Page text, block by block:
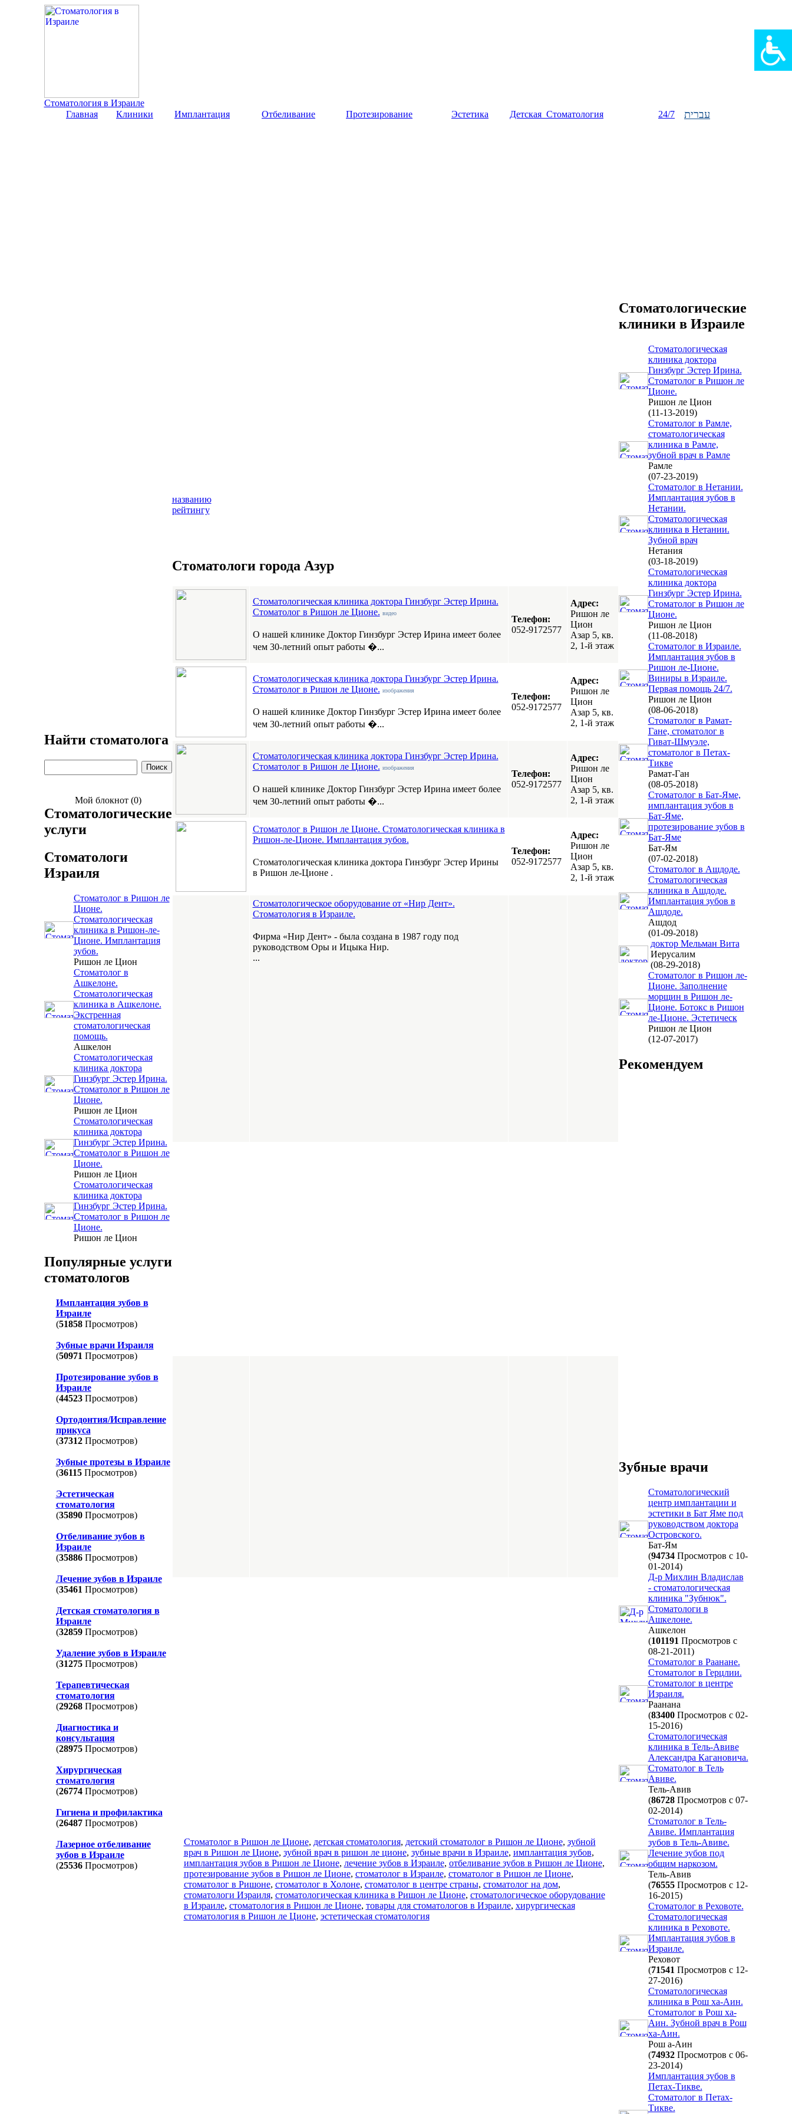
Стоматология в Израиле
Главная
Клиники Имплантация Отбеливание Протезирование Эстетика Детская_Стоматология 24/7 עברית
Найти стоматолога
Мой блокнот (0)
Стоматологические
услуги
Стоматологи
Израиля
Стоматолог в Ришон ле
Ционе.
Стоматологическая
клиника в Ришон-ле-
Ционе. Имплантация
зубов.
Ришон ле Цион
Стоматолог в
Ашкелоне.
Стоматологическая
клиника в Ашкелоне.
Экстренная
стоматологическая
помощь.
Ашкелон
Стоматологическая
клиника доктора
Гинзбург Эстер Ирина.
Стоматолог в Ришон ле
Ционе.
Ришон ле Цион
Стоматологическая
клиника доктора
Гинзбург Эстер Ирина.
Стоматолог в Ришон ле
Ционе.
Ришон ле Цион
Стоматологическая
клиника доктора
Гинзбург Эстер Ирина.
Стоматолог в Ришон ле
Ционе.
Ришон ле Цион
Популярные услуги
стоматологов
Имплантация зубов в
Израиле
(51858Просмотров)
Зубные врачи Израиля
(50971 Просмотров)
Протезирование зубов в
Израиле
(44523Просмотров)
Ортодонтия/Исправление
прикуса
(37312Просмотров)
Зубные протезы в Израиле
(36115Просмотров)
Эстетическая
стоматология
(35890Просмотров)
Отбеливание зубов в
Израиле
(35886Просмотров)
Лечение зубов в Израиле
(35461 Просмотров)
Детская стоматология в
Израиле
(32859Просмотров)
Удаление зубов в Израиле
(31275Просмотров)
Терапевтическая
стоматология
(29268Просмотров)
Диагностика и
консультация
(28975Просмотров)
Хирургическая
стоматология
(26774Просмотров)
Гигиена и профилактика
(26487Просмотров)
Лазерное отбеливание
зубов в Израиле
(25536Просмотров)
названию
рейтингу
Стоматологи города Азур
Стоматологическая клиника доктора Гинзбург Эстер Ирина.
Стоматолог в Ришон ле Ционе. видео
О нашей клинике Доктор Гинзбург Эстер Ирина имеет более
чем 30-летний опыт работы �...
Телефон:
052-9172577
Адрес:
Ришон ле
Цион
Азар 5, кв.
2, 1-й этаж
Стоматологическая клиника доктора Гинзбург Эстер Ирина.
Стоматолог в Ришон ле Ционе. изображения
О нашей клинике Доктор Гинзбург Эстер Ирина имеет более
чем 30-летний опыт работы �...
Телефон:
052-9172577
Адрес:
Ришон ле
Цион
Азар 5, кв.
2, 1-й этаж
Стоматологическая клиника доктора Гинзбург Эстер Ирина.
Стоматолог в Ришон ле Ционе. изображения
О нашей клинике Доктор Гинзбург Эстер Ирина имеет более
чем 30-летний опыт работы �...
Телефон:
052-9172577
Адрес:
Ришон ле
Цион
Азар 5, кв.
2, 1-й этаж
Стоматолог в Ришон ле Ционе. Стоматологическая клиника в
Ришон-ле-Ционе. Имплантация зубов.
Стоматологическая клиника доктора Гинзбург Эстер Ирины
в Ришон ле-Ционе .
Телефон:
052-9172577
Адрес:
Ришон ле
Цион
Азар 5, кв.
2, 1-й этаж
Стоматологическое оборудование от «Нир Дент».
Стоматология в Израиле.
Фирма «Нир Дент» - была создана в 1987 году под
руководством Оры и Ицыка Нир.
...
Стоматолог в Ришон ле Ционе, детская стоматология, детский стоматолог в Ришон ле Ционе, зубной
врач в Ришон ле Ционе, зубной врач в ришон ле ционе, зубные врачи в Израиле, имплантация зубов,
имплантация зубов в Ришон ле Ционе, лечение зубов в Израиле, отбеливание зубов в Ришон ле Ционе,
протезирование зубов в Ришон ле Ционе, стоматолог в Израиле, стоматолог в Ришон ле Ционе,
стоматолог в Ришоне, стоматолог в Холоне, стоматолог в центре страны, стоматолог на дом,
стоматологи Израиля, стоматологическая клиника в Ришон ле Ционе, стоматологическое оборудование
в Израиле, стоматология в Ришон ле Ционе, товары для стоматологов в Израиле, хирургическая
стоматология в Ришон ле Ционе, эстетическая стоматология
Стоматологические
клиники в Израиле
Стоматологическая
клиника доктора
Гинзбург Эстер Ирина.
Стоматолог в Ришон ле
Ционе.
Ришон ле Цион
(11-13-2019)
Стоматолог в Рамле,
стоматологическая
клиника в Рамле,
зубной врач в Рамле
Рамле
(07-23-2019)
Стоматолог в Нетании.
Имплантация зубов в
Нетании.
Стоматологическая
клиника в Нетании.
Зубной врач
Нетания
(03-18-2019)
Стоматологическая
клиника доктора
Гинзбург Эстер Ирина.
Стоматолог в Ришон ле
Ционе.
Ришон ле Цион
(11-08-2018)
Стоматолог в Израиле.
Имплантация зубов в
Ришон ле-Ционе.
Виниры в Израиле.
Первая помощь 24/7.
Ришон ле Цион
(08-06-2018)
Стоматолог в Рамат-
Гане, стоматолог в
Гиват-Шмуэле,
стоматолог в Петах-
Тикве
Рамат-Ган
(08-05-2018)
Cтоматолог в Бат-Яме,
имплантация зубов в
Бат-Яме,
протезирование зубов в
Бат-Яме
Бат-Ям
(07-02-2018)
Стоматолог в Ашдоде.
Стоматологическая
клиника в Ашдоде.
Имплантация зубов в
Ашдоде.
Ашдод
(01-09-2018)
доктор Мельман Вита
Иерусалим
(08-29-2018)
Стоматолог в Ришон ле-
Ционе. Заполнение
морщин в Ришон ле-
Ционе. Ботокс в Ришон
ле-Ционе. Эстетическ
Ришон ле Цион
(12-07-2017)
Рекомендуем
Зубные врачи
Стоматологический
центр имплантации и
эстетики в Бат Яме под
руководством доктора
Островского.
Бат-Ям
(94734Просмотров с 10-
01-2014)
Д-р Михлин Владислав
- стоматологическая
клиника "Зубнюк".
Стоматологи в
Ашкелоне.
Ашкелон
(101191 Просмотров с
08-21-2011)
Стоматолог в Раанане.
Стоматолог в Герцлии.
Стоматолог в центре
Израиля.
Раанана
(83400Просмотров с 02-
15-2016)
Стоматологическая
клиника в Тель-Авиве
Александра Кагановича.
Стоматолог в Тель
Авиве.
Тель-Авив
(86728Просмотров с 07-
02-2014)
Стоматолог в Тель-
Авиве. Имплантация
зубов в Тель-Авиве.
Лечение зубов под
общим наркозом.
Тель-Авив
(76555Просмотров с 12-
16-2015)
Стоматолог в Реховоте.
Стоматологическая
клиника в Реховоте.
Имплантация зубов в
Израиле.
Реховот
(71541 Просмотров с 12-
27-2016)
Стоматологическая
клиника в Рош ха-Аин.
Стоматолог в Рош ха-
Аин. Зубной врач в Рош
ха-Аин.
Рош а-Аин
(74932Просмотров с 06-
23-2014)
Имплантация зубов в
Петах-Тикве.
Стоматолог в Петах-
Тикве.